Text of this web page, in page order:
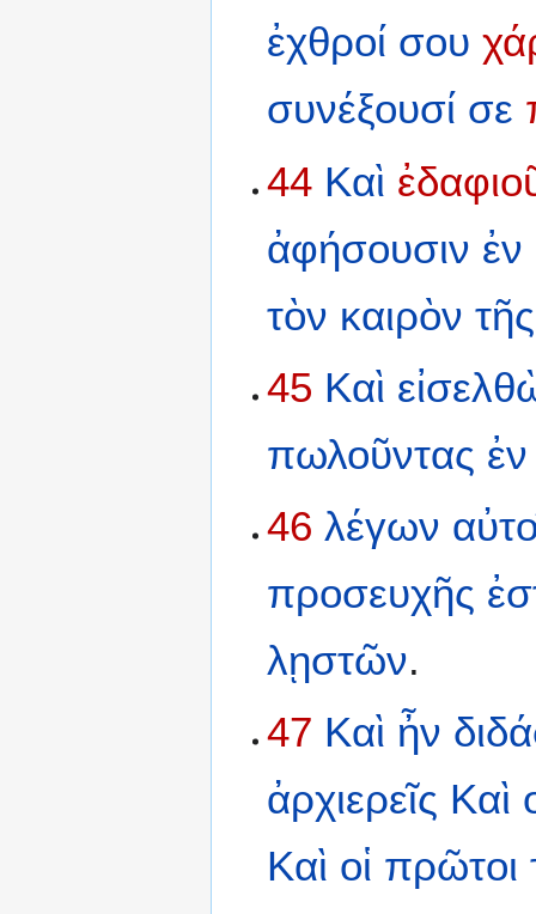
ἐχθροί σου
συνέξουσί σε
44 Καὶ
ἀφήσουσιν ἐν
τὸν καιρὸν τῆς
45 Καὶ
πωλοῦντας ἐν
46 λέγων
προσευχῆς
λῃστῶν.
47 Καὶ ἦν
ἀρχιερεῖς Καὶ
Καὶ οἱ πρῶτοι